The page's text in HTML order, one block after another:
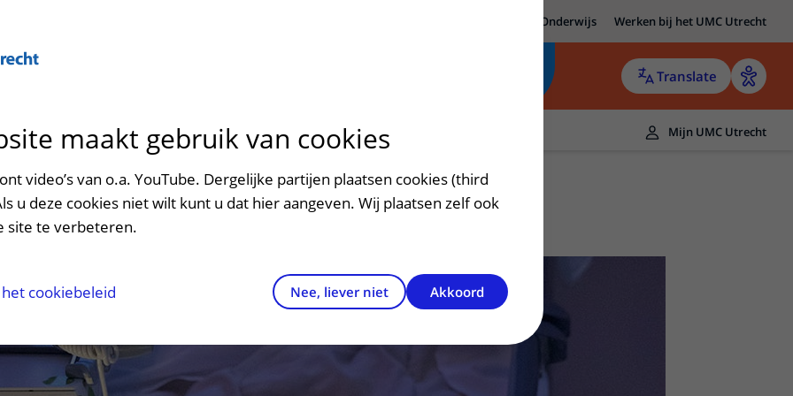
Onderwijs Werken bij het UMC Utrecht
Translate
patiëntportaal
het ziekenhuis
en voorzieningen
en veiligheid
Contact en route
Contactgegevens
Contact met polikliniek
Verwijzers
Teleconsult aanvragen
Zorgverlenersportaal
Mijn UMC Utrecht
maakt gebruik van cookies
video’s van o.a. YouTube. Dergelijke partijen plaatsen cookies (third
u deze cookies niet wilt kunt u dat hier aangeven. Wij plaatsen zelf ook
site te verbeteren.
cookiebeleid Nee, liever niet Akkoord